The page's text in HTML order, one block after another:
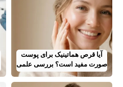
آیا قرص هماتینیک برای پوست
صورت مفید است؟ بررسی علمی